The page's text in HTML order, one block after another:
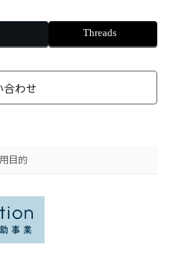
Threads
合わせ
目的